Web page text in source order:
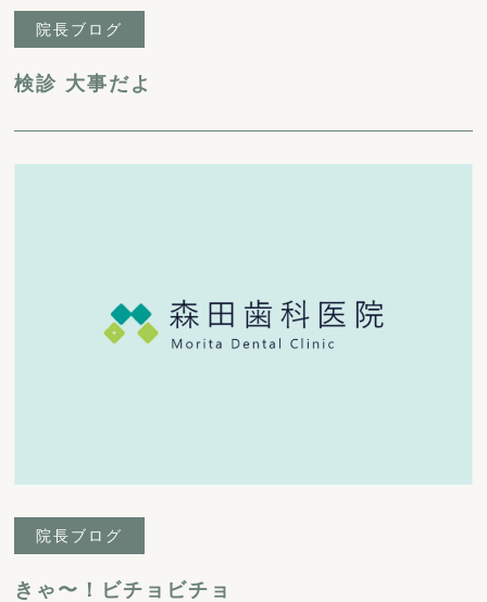
院長ブログ
検診 大事だよ
院長ブログ
きゃ〜！ビチョビチョ